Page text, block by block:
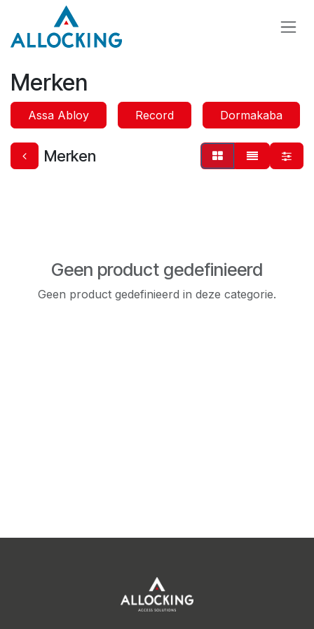
Overslaan naar inhoud
Merken
Assa Abloy Record Dormakaba
Merken
Geen product gedefinieerd
Geen product gedefinieerd in deze categorie.